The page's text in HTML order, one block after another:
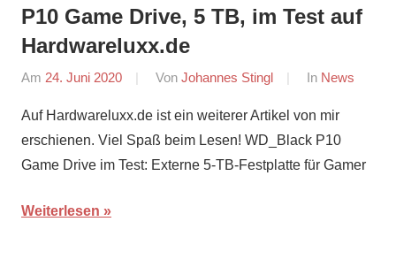
P10 Game Drive, 5 TB, im Test auf
Hardwareluxx.de
Am 24. Juni 2020 Von Johannes Stingl In News
Auf Hardwareluxx.de ist ein weiterer Artikel von mir
erschienen. Viel Spaß beim Lesen! WD_Black P10
Game Drive im Test: Externe 5-TB-Festplatte für Gamer
Weiterlesen